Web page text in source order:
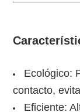
Ecológico:
contacto,
Eficiente: